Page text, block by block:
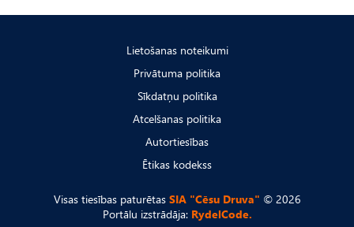
Lietošanas noteikumi
Privātuma politika
Sīkdatņu politika
Atcelšanas politika
Autortiesības
Ētikas kodekss
Visas tiesības paturētas SIA "Cēsu Druva" © 2026
Portālu izstrādāja: RydelCode.